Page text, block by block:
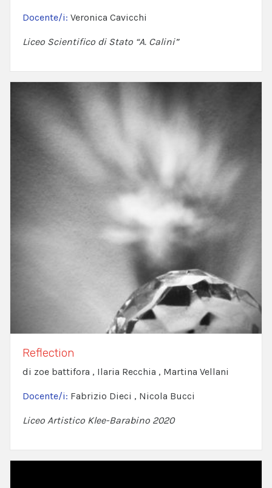
Docente/i: Veronica Cavicchi
Liceo Scientifico di Stato “A. Calini”
Reflection
di zoe battifora , Ilaria Recchia , Martina Vellani
Docente/i: Fabrizio Dieci , Nicola Bucci
Liceo Artistico Klee-Barabino 2020